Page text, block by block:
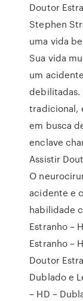
Doutor
Stephen
uma vida
Sua vida
um
debilitadas.
tradicional,
em busca
enclave
Assistir
O
acidente e
habilidade
Estranho –
Estranho –
Doutor
Dublado e
– HD –